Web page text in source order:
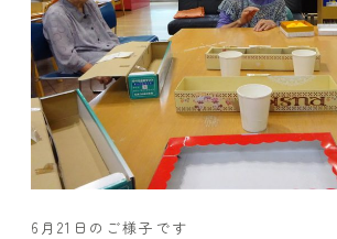
6月21日のご様子です